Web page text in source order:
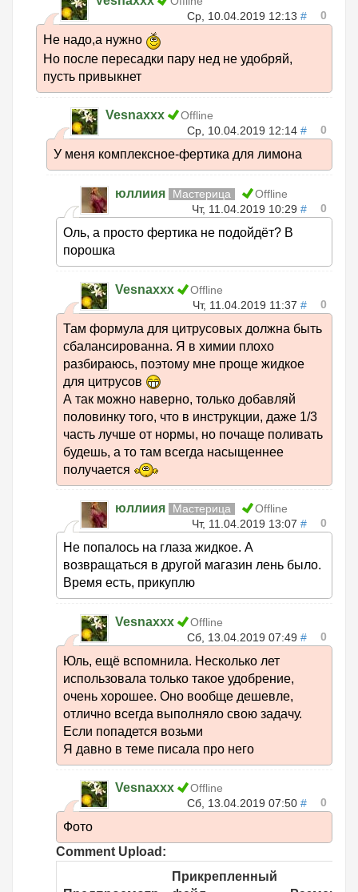
Ср, 10.04.2019 12:13 # 0
Не надо,а нужно
Но после пересадки пару нед не удобряй,
пусть привыкнет
Vesnaxxx
Offline
Ср, 10.04.2019 12:14 # 0
У меня комплексное-фертика для лимона
юллиия Мастерица
Offline
Чт, 11.04.2019 10:29 # 0
Оль, а просто фертика не подойдёт? В
порошка
Vesnaxxx
Offline
Чт, 11.04.2019 11:37 # 0
Там формула для цитрусовых должна быть
сбалансированна. Я в химии плохо
разбираюсь, поэтому мне проще жидкое
для цитрусов
А так можно наверно, только добавляй
половинку того, что в инструкции, даже 1/3
часть лучше от нормы, но почаще поливать
будешь, а то там всегда насыщеннее
получается
юллиия Мастерица
Offline
Чт, 11.04.2019 13:07 # 0
Не попалось на глаза жидкое. А
возвращаться в другой магазин лень было.
Время есть, прикуплю
Vesnaxxx
Offline
Сб, 13.04.2019 07:49 # 0
Юль, ещё вспомнила. Несколько лет
использовала только такое удобрение,
очень хорошее. Оно вообще дешевле,
отлично всегда выполняло свою задачу.
Если попадется возьми
Я давно в теме писала про него
Vesnaxxx
Offline
Сб, 13.04.2019 07:50 # 0
Фото
Comment Upload:
Прикрепленный